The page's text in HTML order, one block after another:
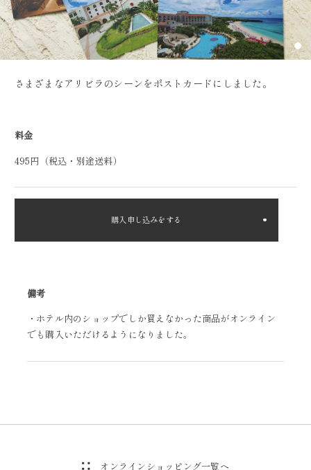
さまざまなアリビラのシーンをポストカードにしました。
料金
495円（税込・別途送料）
購入申し込みをする
備考
・ホテル内のショップでしか買えなかった商品がオンライン
でも購入いただけるようになりました。
オンラインショッピング一覧へ